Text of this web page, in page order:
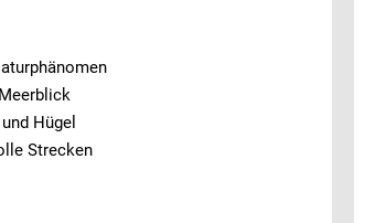
Hügel
Strecken